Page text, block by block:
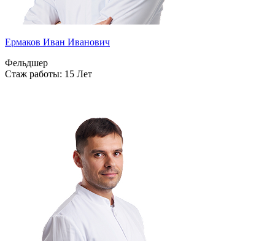
Ермаков Иван Иванович
Фельдшер
Стаж работы: 15 Лет